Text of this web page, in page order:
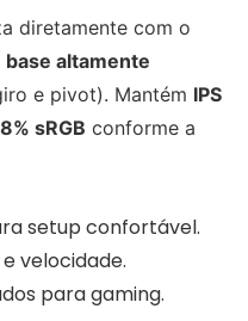
diretamente com o
base altamente
e pivot). Mantém IPS
sRGB conforme a
setup confortável.
velocidade.
para gaming.